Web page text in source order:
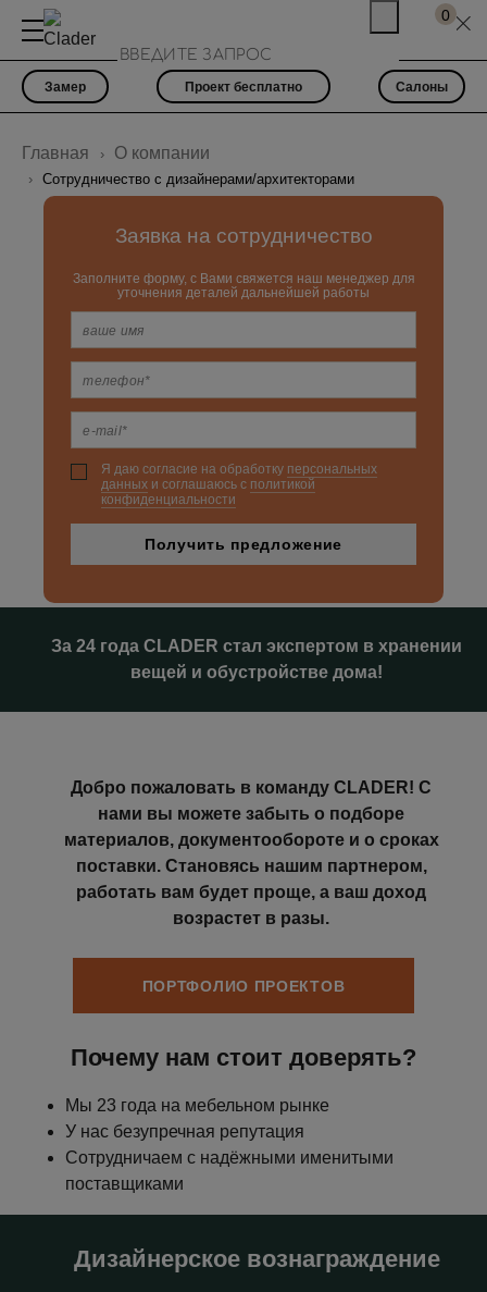
0
Замер Проект бесплатно Салоны
Главная О компании
Сотрудничество с дизайнерами/архитекторами
Заявка на сотрудничество
Заполните форму, с Вами свяжется наш менеджер для
уточнения деталей дальнейшей работы
Я даю согласие на обработку персональных
данныx и соглашаюсь c политикой
конфиденциальности
За 24 года CLADER стал экспертом в хранении
вещей и обустройстве дома!
Добро пожаловать в команду CLADER! С
нами вы можете забыть о подборе
материалов, документообороте и о сроках
поставки. Становясь нашим партнером,
работать вам будет проще, а ваш доход
возрастет в разы.
ПОРТФОЛИО ПРОЕКТОВ
Почему нам стоит доверять?
Мы 23 года на мебельном рынке
У нас безупречная репутация
Сотрудничаем с надёжными именитыми
поставщиками
Дизайнерское вознаграждение